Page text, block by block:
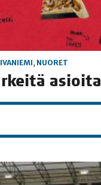
, NUORET
asioita